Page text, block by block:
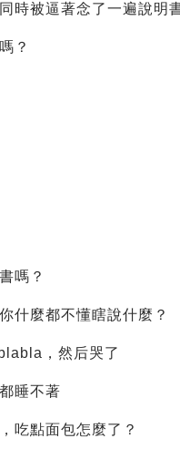
時被逼著念了一遍說明
？
嗎？
什麼都不懂瞎說什麼？
，然后哭了
睡不著
吃點面包怎麼了？